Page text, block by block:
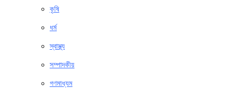
কৃষি
ধর্ম
স্বাস্থ্য
সম্পাদকীয়
গণমাধ্যম